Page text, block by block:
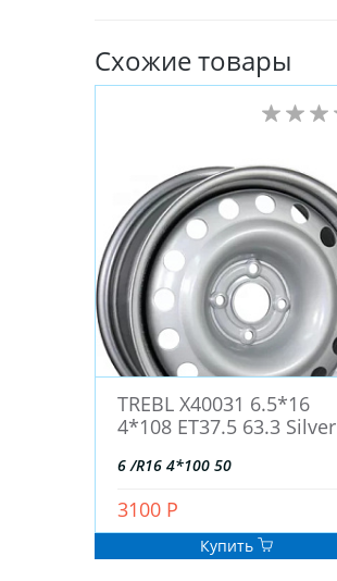
Схожие товары
TREBL X40031 6.5*16
4*108 ET37.5 63.3 Silver
6 /R16 4*100 50
3100 Р
Купить